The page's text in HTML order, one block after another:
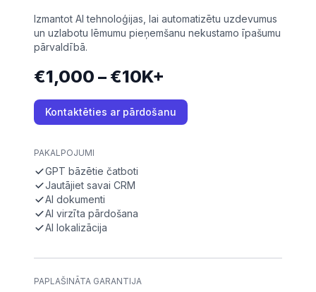
Izmantot AI tehnoloģijas, lai automatizētu uzdevumus
un uzlabotu lēmumu pieņemšanu nekustamo īpašumu
pārvaldībā.
€1,000 – €10K+
Kontaktēties ar pārdošanu
PAKALPOJUMI
GPT bāzētie čatboti
Jautājiet savai CRM
AI dokumenti
AI virzīta pārdošana
AI lokalizācija
PAPLAŠINĀTA GARANTIJA